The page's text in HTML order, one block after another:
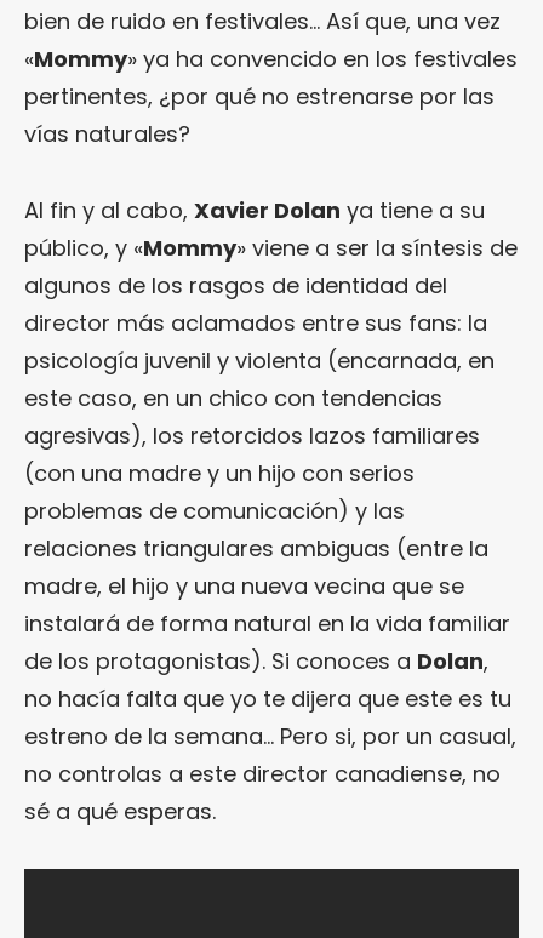
bien de ruido en festivales… Así que, una vez
«Mommy» ya ha convencido en los festivales
pertinentes, ¿por qué no estrenarse por las
vías naturales?
Al fin y al cabo, Xavier Dolan ya tiene a su
público, y «Mommy» viene a ser la síntesis de
algunos de los rasgos de identidad del
director más aclamados entre sus fans: la
psicología juvenil y violenta (encarnada, en
este caso, en un chico con tendencias
agresivas), los retorcidos lazos familiares
(con una madre y un hijo con serios
problemas de comunicación) y las
relaciones triangulares ambiguas (entre la
madre, el hijo y una nueva vecina que se
instalará de forma natural en la vida familiar
de los protagonistas). Si conoces a Dolan,
no hacía falta que yo te dijera que este es tu
estreno de la semana… Pero si, por un casual,
no controlas a este director canadiense, no
sé a qué esperas.